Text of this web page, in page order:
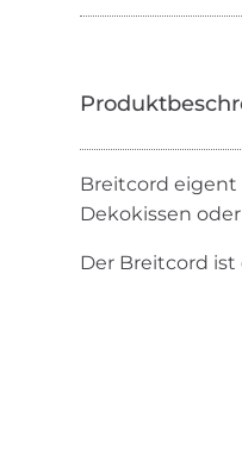
Breitcord eigent
Dekokissen
Der Breitcord